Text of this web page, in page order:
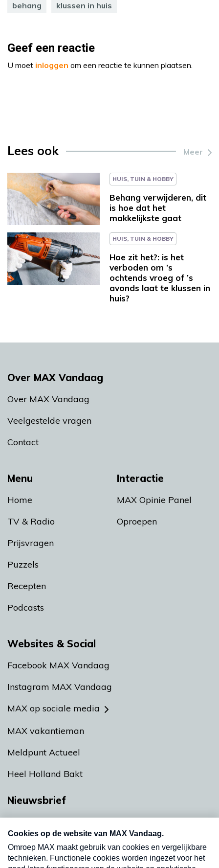
behang klussen in huis
Geef een reactie
U moet inloggen om een reactie te kunnen plaatsen.
Lees ook Meer
HUIS, TUIN & HOBBY
Behang verwijderen, dit
is hoe dat het
makkelijkste gaat
HUIS, TUIN & HOBBY
Hoe zit het?: is het
verboden om ’s
ochtends vroeg of ’s
avonds laat te klussen in
huis?
Menu
Home
TV & Radio
Prijsvragen
Puzzels
Recepten
Podcasts
Interactie
MAX Opinie Panel
Oproepen
Over MAX Vandaag
Over MAX Vandaag
Veelgestelde vragen
Contact
Websites & Social
Facebook MAX Vandaag
Instagram MAX Vandaag
MAX op sociale media
MAX vakantieman
Meldpunt Actueel
Heel Holland Bakt
Nieuwsbrief
nieuwsbrief. Elke vrijdag- en dinsdagochtend in
uw mailbox.